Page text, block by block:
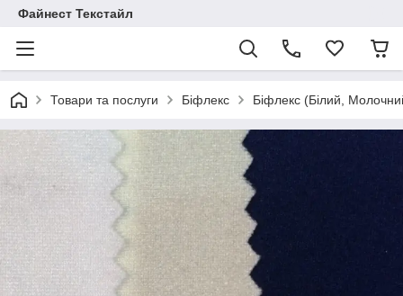
Файнест Текстайл
Товари та послуги Біфлекс Біфлекс (Білий,